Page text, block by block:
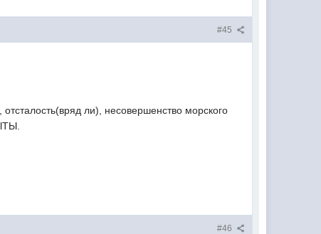
#45
ли), несовершенство морского
#46